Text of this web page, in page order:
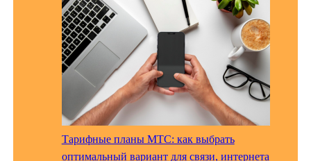
Тарифные планы МТС: как выбрать
оптимальный вариант для связи, интернета